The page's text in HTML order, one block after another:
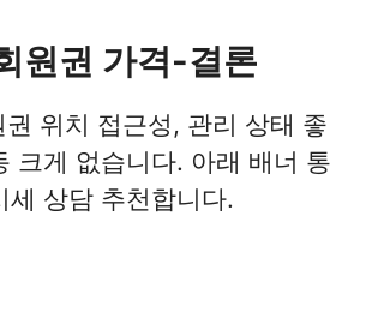
원권 가격-결론
위치 접근성, 관리 상태 좋
크게 없습니다. 아래 배너 통
세 상담 추천합니다.